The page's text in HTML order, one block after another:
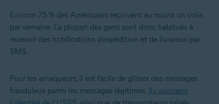
Environ 75 % des Américains reçoivent au moins un colis
par semaine. La plupart des gens sont donc habitués à
recevoir des notifications d’expédition et de livraison par
SMS.
Pour les arnaqueurs, il est facile de glisser des messages
frauduleux parmi les messages légitimes. Ils usurpent